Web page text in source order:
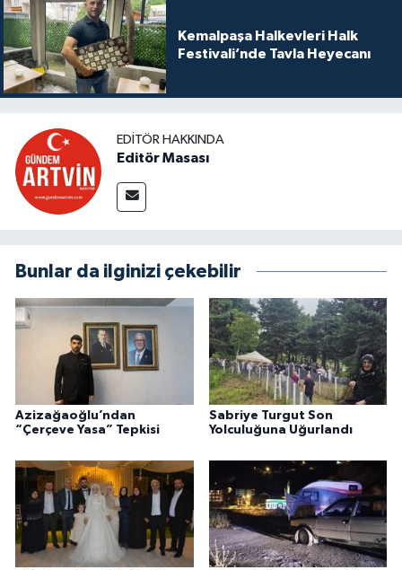
Kemalpaşa Halkevleri Halk
Festivali’nde Tavla Heyecanı
EDITÖR HAKKINDA
Editör Masası
Bunlar da ilginizi çekebilir
Azizağaoğlu’ndan
“Çerçeve Yasa” Tepkisi
Sabriye Turgut Son
Yolculuğuna Uğurlandı